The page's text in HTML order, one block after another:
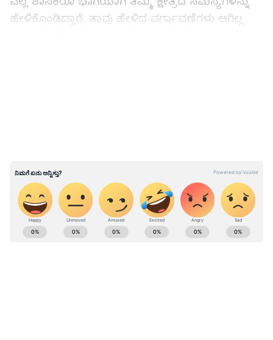
ಎಲ್ಲ ಶಾಸಕರೂ ಭಾಗಿಯಾಗಿ ತಮ್ಮ ಕ್ಷೇತ್ರದ ಸಮಸ್ಯೆಗಳನ್ನು
ABOUT THE AUTHOR